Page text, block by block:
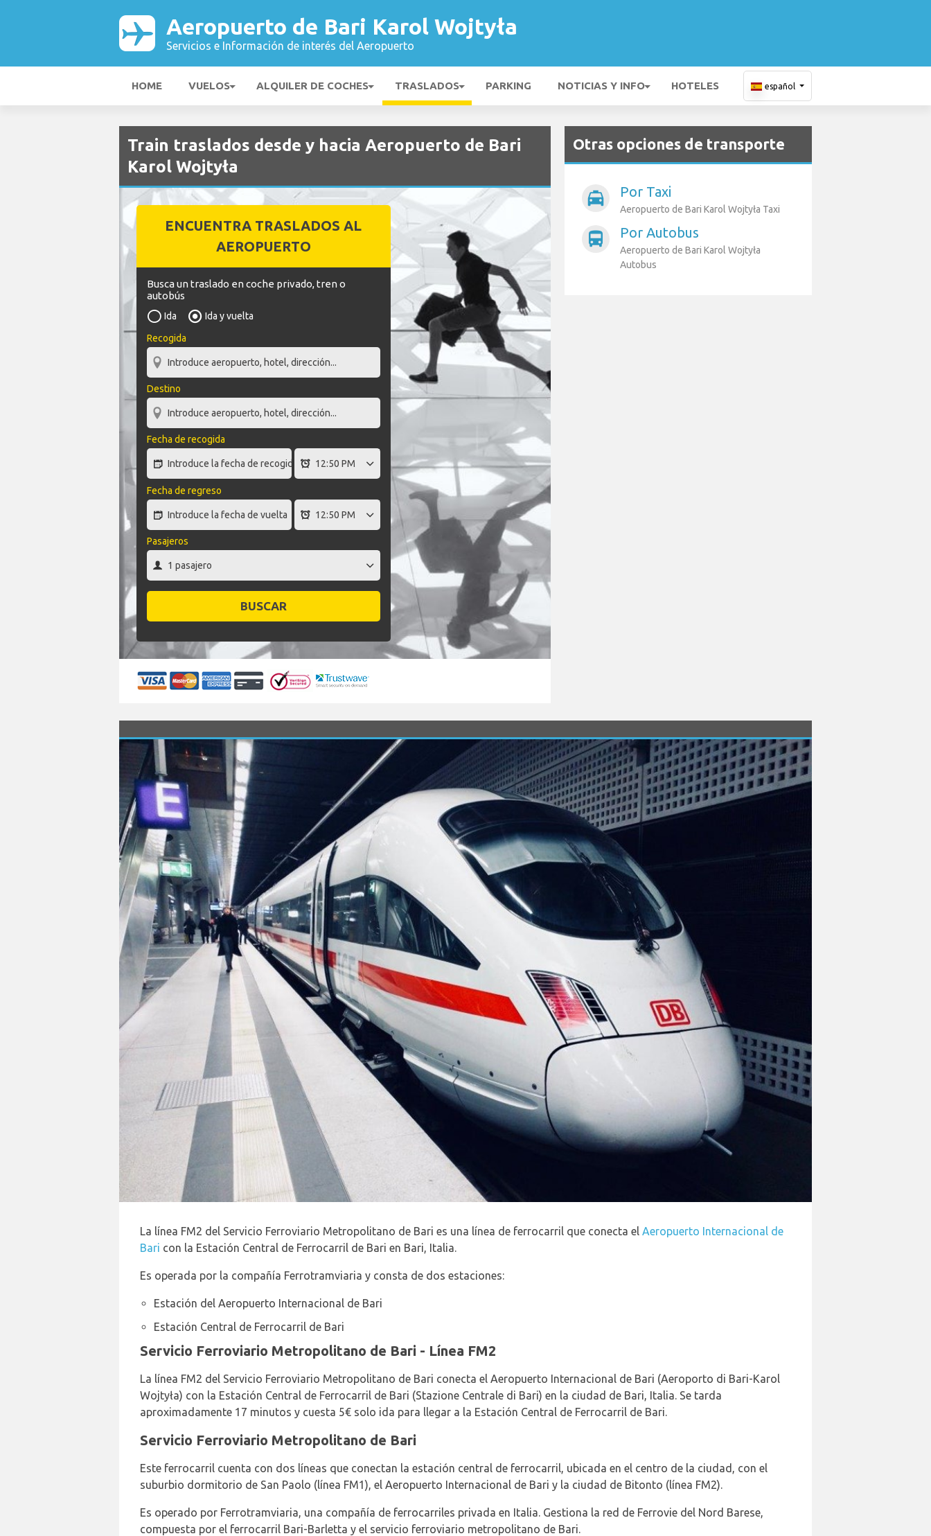
Aeropuerto de Bari Karol Wojtyła
Servicios e Información de interés del Aeropuerto
HOME VUELOS ALQUILER DE COCHES TRASLADOS PARKING NOTICIAS Y INFO HOTELES español
Train traslados desde y hacia Aeropuerto de Bari
Karol Wojtyła
ENCUENTRA TRASLADOS AL
AEROPUERTO
Busca un traslado en coche privado, tren o
autobús
Ida
Ida y vuelta
Recogida
Destino
Fecha de recogida
Fecha de regreso
Pasajeros
BUSCAR
Otras opciones de transporte
local_taxi Por Taxi
Aeropuerto de Bari Karol Wojtyła Taxi
directions_bus Por Autobus
Aeropuerto de Bari Karol Wojtyła
Autobus
La línea FM2 del Servicio Ferroviario Metropolitano de Bari es una línea de ferrocarril que conecta el Aeropuerto Internacional de
Bari con la Estación Central de Ferrocarril de Bari en Bari, Italia.
Es operada por la compañía Ferrotramviaria y consta de dos estaciones:
Estación del Aeropuerto Internacional de Bari
Estación Central de Ferrocarril de Bari
Servicio Ferroviario Metropolitano de Bari - Línea FM2
La línea FM2 del Servicio Ferroviario Metropolitano de Bari conecta el Aeropuerto Internacional de Bari (Aeroporto di Bari-Karol
Wojtyła) con la Estación Central de Ferrocarril de Bari (Stazione Centrale di Bari) en la ciudad de Bari, Italia. Se tarda
aproximadamente 17 minutos y cuesta 5€ solo ida para llegar a la Estación Central de Ferrocarril de Bari.
Servicio Ferroviario Metropolitano de Bari
Este ferrocarril cuenta con dos líneas que conectan la estación central de ferrocarril, ubicada en el centro de la ciudad, con el
suburbio dormitorio de San Paolo (línea FM1), el Aeropuerto Internacional de Bari y la ciudad de Bitonto (línea FM2).
Es operado por Ferrotramviaria, una compañía de ferrocarriles privada en Italia. Gestiona la red de Ferrovie del Nord Barese,
compuesta por el ferrocarril Bari-Barletta y el servicio ferroviario metropolitano de Bari.